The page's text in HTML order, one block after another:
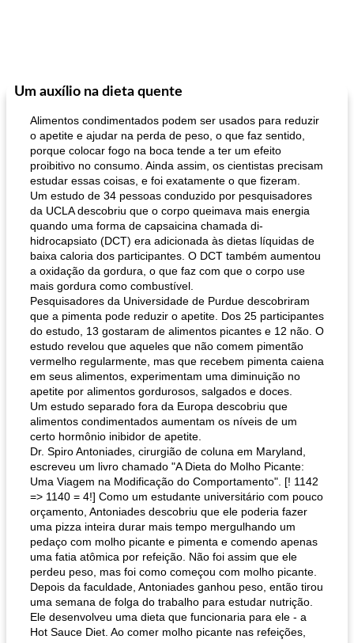
Um auxílio na dieta quente
Alimentos condimentados podem ser usados ​​para reduzir
o apetite e ajudar na perda de peso, o que faz sentido,
porque colocar fogo na boca tende a ter um efeito
proibitivo no consumo. Ainda assim, os cientistas precisam
estudar essas coisas, e foi exatamente o que fizeram.
Um estudo de 34 pessoas conduzido por pesquisadores
da UCLA descobriu que o corpo queimava mais energia
quando uma forma de capsaicina chamada di-
hidrocapsiato (DCT) era adicionada às dietas líquidas de
baixa caloria dos participantes. O DCT também aumentou
a oxidação da gordura, o que faz com que o corpo use
mais gordura como combustível.
Pesquisadores da Universidade de Purdue descobriram
que a pimenta pode reduzir o apetite. Dos 25 participantes
do estudo, 13 gostaram de alimentos picantes e 12 não. O
estudo revelou que aqueles que não comem pimentão
vermelho regularmente, mas que recebem pimenta caiena
em seus alimentos, experimentam uma diminuição no
apetite por alimentos gordurosos, salgados e doces.
Um estudo separado fora da Europa descobriu que
alimentos condimentados aumentam os níveis de um
certo hormônio inibidor de apetite.
Dr. Spiro Antoniades, cirurgião de coluna em Maryland,
escreveu um livro chamado "A Dieta do Molho Picante:
Uma Viagem na Modificação do Comportamento". [! 1142
=> 1140 = 4!] Como um estudante universitário com pouco
orçamento, Antoniades descobriu que ele poderia fazer
uma pizza inteira durar mais tempo mergulhando um
pedaço com molho picante e pimenta e comendo apenas
uma fatia atômica por refeição. Não foi assim que ele
perdeu peso, mas foi como começou com molho picante.
Depois da faculdade, Antoniades ganhou peso, então tirou
uma semana de folga do trabalho para estudar nutrição.
Ele desenvolveu uma dieta que funcionaria para ele - a
Hot Sauce Diet. Ao comer molho picante nas refeições,